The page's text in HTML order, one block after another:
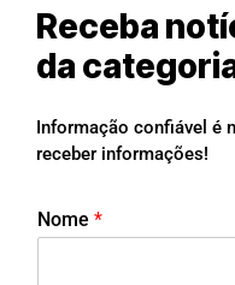
Receba
da
Informação confiável é
receber informações!
Nome *